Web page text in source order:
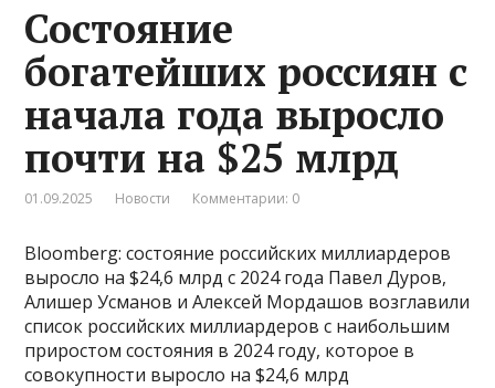
Состояние
богатейших россиян с
начала года выросло
почти на $25 млрд
01.09.2025 Новости Комментарии: 0
Bloomberg: состояние российских миллиардеров
выросло на $24,6 млрд с 2024 года Павел Дуров,
Алишер Усманов и Алексей Мордашов возглавили
список российских миллиардеров с наибольшим
приростом состояния в 2024 году, которое в
совокупности выросло на $24,6 млрд